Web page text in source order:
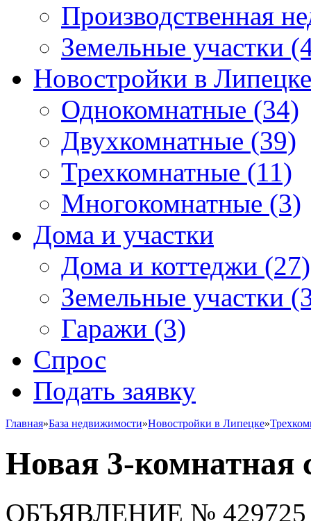
Производственная
Земельные участки
Новостройки в Липецке
Однокомнатные (34)
Двухкомнатные (39)
Трехкомнатные (11)
Многокомнатные (3)
Дома и участки
Дома и коттеджи (27)
Земельные участки
Гаражи (3)
Спрос
Подать заявку
Главная»База недвижимости»Новостройки в Липецке»
Новая 3-комнатная
ОБЪЯВЛЕНИЕ № 429725